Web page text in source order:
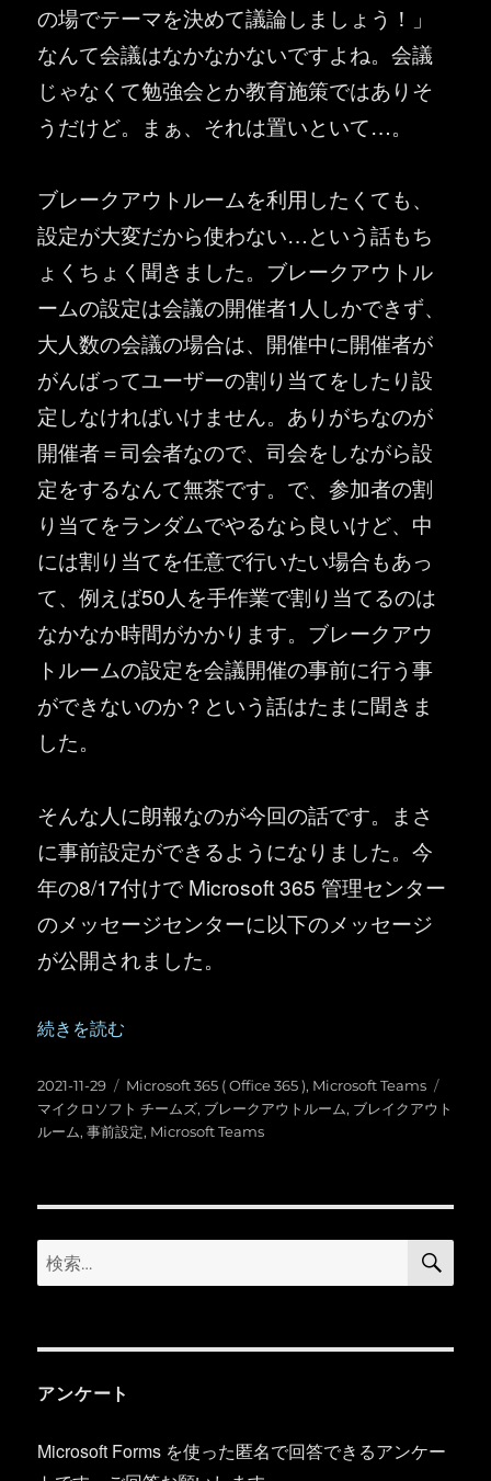
の場でテーマを決めて議論しましょう！」
なんて会議はなかなかないですよね。会議
じゃなくて勉強会とか教育施策ではありそ
うだけど。まぁ、それは置いといて…。
ブレークアウトルームを利用したくても、
設定が大変だから使わない…という話もち
ょくちょく聞きました。ブレークアウトル
ームの設定は会議の開催者1人しかできず、
大人数の会議の場合は、開催中に開催者が
がんばってユーザーの割り当てをしたり設
定しなければいけません。ありがちなのが
開催者＝司会者なので、司会をしながら設
定をするなんて無茶です。で、参加者の割
り当てをランダムでやるなら良いけど、中
には割り当てを任意で行いたい場合もあっ
て、例えば50人を手作業で割り当てるのは
なかなか時間がかかります。ブレークアウ
トルームの設定を会議開催の事前に行う事
ができないのか？という話はたまに聞きま
した。
そんな人に朗報なのが今回の話です。まさ
に事前設定ができるようになりました。今
年の8/17付けで Microsoft 365 管理センター
のメッセージセンターに以下のメッセージ
が公開されました。
“Microsoft Teams ：スケジュールされた会議でブレーク
続きを読む
投
稿
日:
2021-11-29
カ
テ
ゴ
Microsoft 365 ( Office 365 ), Microsoft Teams
グ
マイクロソフト チームズ, ブレークアウトルーム, ブレイクアウト
ルーム,事前設定, Microsoft Teams
検
索:
検
アンケート
Microsoft Forms を使った匿名で回答できるアンケー